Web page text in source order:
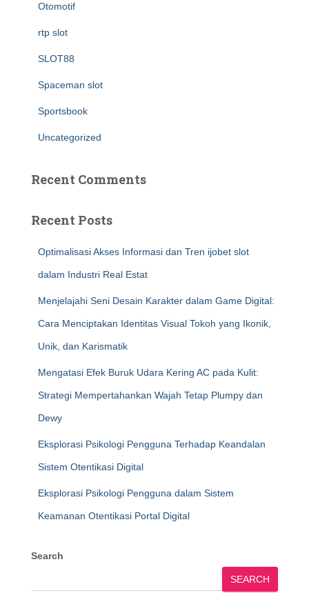
Otomotif
rtp slot
SLOT88
Spaceman slot
Sportsbook
Uncategorized
Recent Comments
Recent Posts
Optimalisasi Akses Informasi dan Tren ijobet slot
dalam Industri Real Estat
Menjelajahi Seni Desain Karakter dalam Game Digital:
Cara Menciptakan Identitas Visual Tokoh yang Ikonik,
Unik, dan Karismatik
Mengatasi Efek Buruk Udara Kering AC pada Kulit:
Strategi Mempertahankan Wajah Tetap Plumpy dan
Dewy
Eksplorasi Psikologi Pengguna Terhadap Keandalan
Sistem Otentikasi Digital
Eksplorasi Psikologi Pengguna dalam Sistem
Keamanan Otentikasi Portal Digital
Search
SEARCH